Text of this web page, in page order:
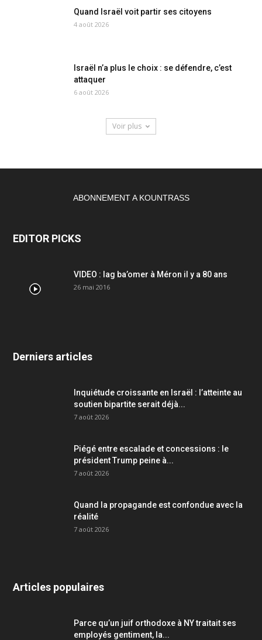
Quand Israël voit partir ses citoyens
4 août 2026
Israël n’a plus le choix : se défendre, c’est
attaquer
6 août 2026
Voir plus
ABONNEMENT A KOUNTRASS
EDITOR PICKS
VIDEO : lag ba’omer à Méron il y a 80 ans
26 mai 2016
Derniers articles
Inquiétude croissante en Israël : l’atteinte au
soutien bipartite serait déjà...
7 août 2026
Piégé entre escalade et concessions : le
président Trump peine à...
7 août 2026
Quand la propagande est confondue avec la
réalité
7 août 2026
Articles populaires
Parce qu’un juif orthodoxe à NY traitait ses
employés gentiment, la...